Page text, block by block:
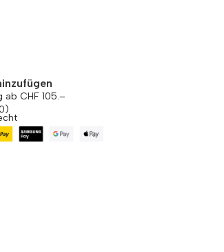
ab CHF 105.–